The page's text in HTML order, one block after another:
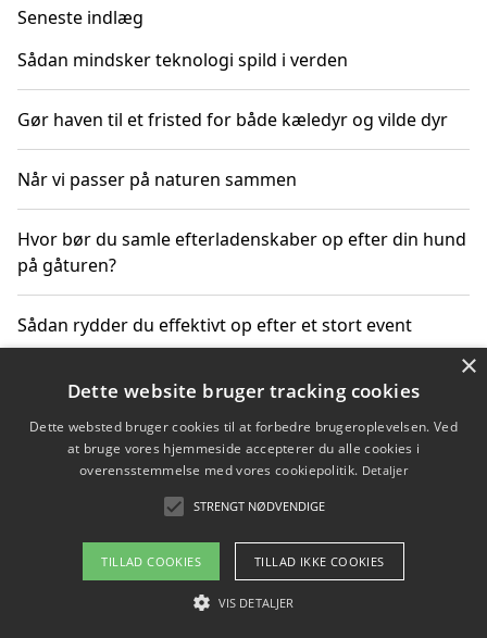
Seneste indlæg
Sådan mindsker teknologi spild i verden
Gør haven til et fristed for både kæledyr og vilde dyr
Når vi passer på naturen sammen
Hvor bør du samle efterladenskaber op efter din hund
på gåturen?
Sådan rydder du effektivt op efter et stort event
Copyright 2026 - Pilanto Aps
Om / kontakt
Blog Betingelser
×
Dette website bruger tracking cookies
Dette websted bruger cookies til at forbedre brugeroplevelsen. Ved
at bruge vores hjemmeside accepterer du alle cookies i
overensstemmelse med vores cookiepolitik. Detaljer
STRENGT NØDVENDIGE
TILLAD COOKIES TILLAD IKKE COOKIES
VIS DETALJER